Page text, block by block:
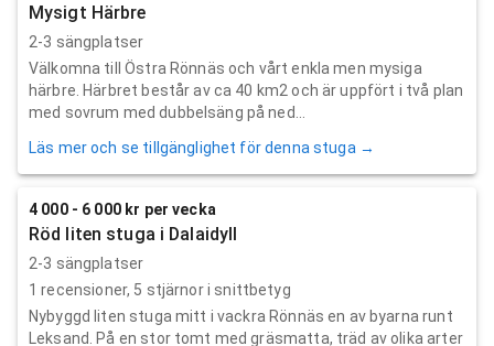
Mysigt Härbre
2-3 sängplatser
Välkomna till Östra Rönnäs och vårt enkla men mysiga
härbre. Härbret består av ca 40 km2 och är uppfört i två plan
med sovrum med dubbelsäng på ned...
Läs mer och se tillgänglighet för denna stuga →
4 000 - 6 000 kr per vecka
Röd liten stuga i Dalaidyll
2-3 sängplatser
1 recensioner, 5 stjärnor i snittbetyg
Nybyggd liten stuga mitt i vackra Rönnäs en av byarna runt
Leksand. På en stor tomt med gräsmatta, träd av olika arter